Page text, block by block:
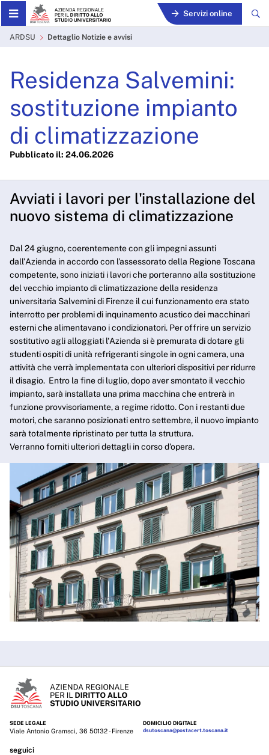
Skip to Main Content Servizi online
Dettaglio Notizie e avvisi -
ARDSU Dettaglio Notizie e avvisi
Residenza Salvemini:
sostituzione impianto
di climatizzazione
Pubblicato il: 24.06.2026
Avviati i lavori per l'installazione del
nuovo sistema di climatizzazione
Dal 24 giugno, coerentemente con gli impegni assunti
dall'Azienda in accordo con l'assessorato della Regione Toscana
competente, sono iniziati i lavori che porteranno alla sostituzione
del vecchio impianto di climatizzazione della residenza
universitaria Salvemini di Firenze il cui funzionamento era stato
interrotto per problemi di inquinamento acustico dei macchinari
esterni che alimentavano i condizionatori. Per offrire un servizio
sostitutivo agli alloggiati l'Azienda si è premurata di dotare gli
studenti ospiti di unità refrigeranti singole in ogni camera, una
attività che verrà implementata con ulteriori dispositivi per ridurre
il disagio. Entro la fine di luglio, dopo aver smontato il vecchio
impianto, sarà installata una prima macchina che entrerà in
funzione provvisoriamente, a regime ridotto. Con i restanti due
motori, che saranno posizionati entro settembre, il nuovo impianto
sarà totalmente ripristinato per tutta la struttura.
Verranno forniti ulteriori dettagli in corso d'opera.
SEDE LEGALE
Viale Antonio Gramsci, 36 50132 - Firenze
DOMICILIO DIGITALE
dsutoscana@postacert.toscana.it
seguici